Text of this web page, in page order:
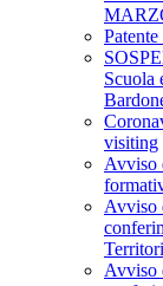
Scuola
visiting
Avviso
Avviso
Avviso